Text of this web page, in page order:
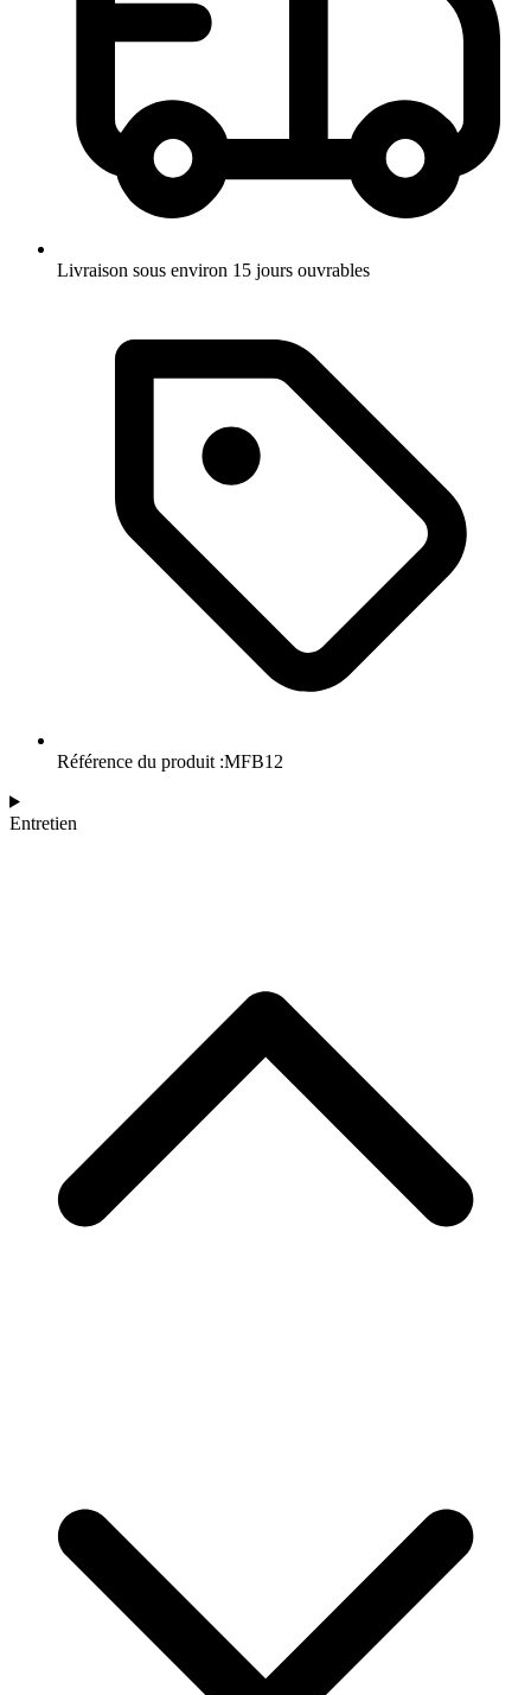
Livraison sous environ 15 jours ouvrables
Référence du produit :MFB12
Entretien